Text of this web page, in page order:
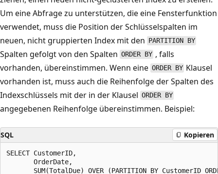
Um eine Abfrage zu unterstützen, die eine Fensterfunktion
verwendet, muss die Position der Schlüsselspalten im
neuen, nicht gruppierten Index mit den PARTITION BY
Spalten gefolgt von den Spalten ORDER BY , falls
vorhanden, übereinstimmen. Wenn eine ORDER BY Klausel
vorhanden ist, muss auch die Reihenfolge der Spalten des
Indexschlüssels mit der in der Klausel ORDER BY
angegebenen Reihenfolge übereinstimmen. Beispiel:
SQL Kopieren
SELECT CustomerID,
       OrderDate,
SUM(TotalDue) OVER (PARTITION BY CustomerID